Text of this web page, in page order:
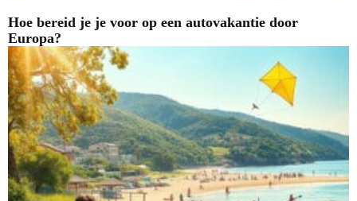
Hoe bereid je je voor op een autovakantie door
Europa?